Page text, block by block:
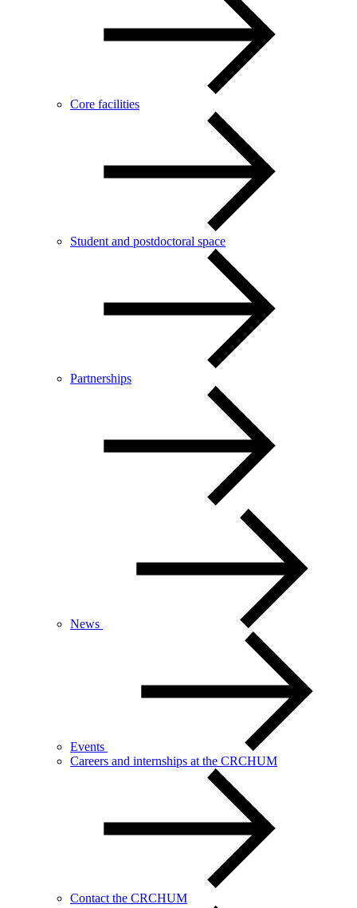
Core facilities
Student and postdoctoral space
Partnerships
News
Events
Careers and internships at the CRCHUM
Contact the CRCHUM